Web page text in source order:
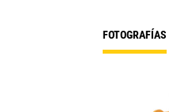
FOTOGRAFÍAS